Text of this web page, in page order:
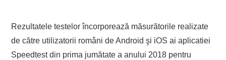
Rezultatele testelor încorporează măsurătorile realizate
de către utilizatorii români de Android şi iOS ai aplicatiei
Speedtest din prima jumătate a anului 2018 pentru